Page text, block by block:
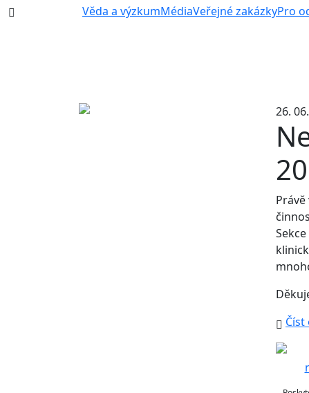
Věda a výzkumMédiaVeřejné zakázkyPro
26.
Číst